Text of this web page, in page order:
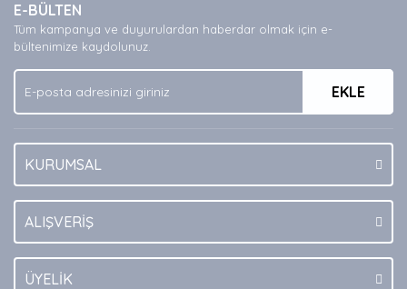
Ürün açıklamasında eksik bilgiler bulunuyor.
Ürün bilgilerinde hatalar bulunuyor.
Ürün fiyatı diğer sitelerden daha pahalı.
Bu ürüne benzer farklı alternatifler olmalı.
E-BÜLTEN
Tüm kampanya ve duyurulardan haberdar olmak için e-
bültenimize kaydolunuz.
EKLE
KURUMSAL
ALIŞVERİŞ
ÜYELİK